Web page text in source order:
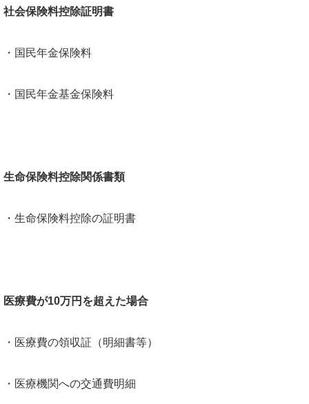
社会保険料控除証明書
・国民年金保険料
・国民年金基金保険料
生命保険料控除関係書類
・生命保険料控除の証明書
医療費が10万円を超えた場合
・医療費の領収証（明細書等）
・医療機関への交通費明細